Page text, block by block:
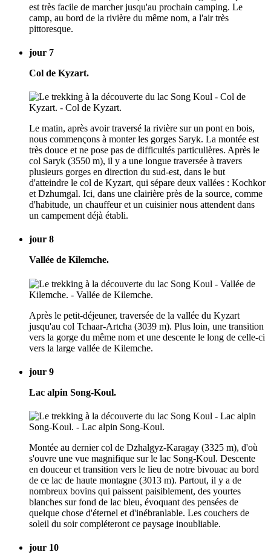
est très facile de marcher jusqu'au prochain camping. Le
camp, au bord de la rivière du même nom, a l'air très
pittoresque.
jour 7
Col de Kyzart.
Le matin, après avoir traversé la rivière sur un pont en bois,
nous commençons à monter les gorges Saryk. La montée est
très douce et ne pose pas de difficultés particulières. Après le
col Saryk (3550 m), il y a une longue traversée à travers
plusieurs gorges en direction du sud-est, dans le but
d'atteindre le col de Kyzart, qui sépare deux vallées : Kochkor
et Dzhumgal. Ici, dans une clairière près de la source, comme
d'habitude, un chauffeur et un cuisinier nous attendent dans
un campement déjà établi.
jour 8
Vallée de Kilemche.
Après le petit-déjeuner, traversée de la vallée du Kyzart
jusqu'au col Tchaar-Artcha (3039 m). Plus loin, une transition
vers la gorge du même nom et une descente le long de celle-ci
vers la large vallée de Kilemche.
jour 9
Lac alpin Song-Koul.
Montée au dernier col de Dzhalgyz-Karagay (3325 m), d'où
s'ouvre une vue magnifique sur le lac Song-Koul. Descente
en douceur et transition vers le lieu de notre bivouac au bord
de ce lac de haute montagne (3013 m). Partout, il y a de
nombreux bovins qui paissent paisiblement, des yourtes
blanches sur fond de lac bleu, évoquant des pensées de
quelque chose d'éternel et d'inébranlable. Les couchers de
soleil du soir compléteront ce paysage inoubliable.
jour 10